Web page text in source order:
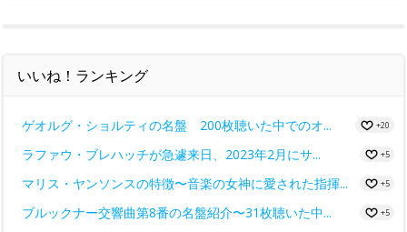
いいね！ランキング
ゲオルグ・ショルティの名盤 200枚聴いた中でのオ... +20
ラファウ・ブレハッチが急遽来日、2023年2月にサ... +5
マリス・ヤンソンスの特徴〜音楽の女神に愛された指揮... +5
ブルックナー交響曲第8番の名盤紹介〜31枚聴いた中... +5